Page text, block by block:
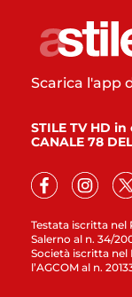
Testata iscritta nel
Salerno al n. 34/
Società iscritta nel
l’AGCOM al n.
Scarica l'app
STILE TV HD
CANALE 78